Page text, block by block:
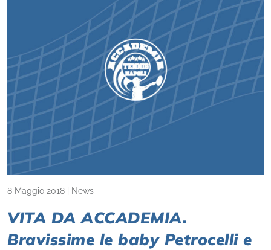
8 Maggio 2018 News
VITA DA ACCADEMIA.
Bravissime le baby Petrocelli e